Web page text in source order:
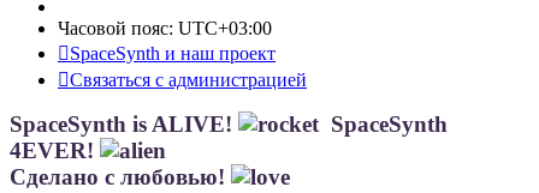
Часовой пояс: UTC+03:00
SpaceSynth и наш проект
Связаться с администрацией
SpaceSynth is ALIVE!
SpaceSynth
4EVER!
Сделано с любовью!